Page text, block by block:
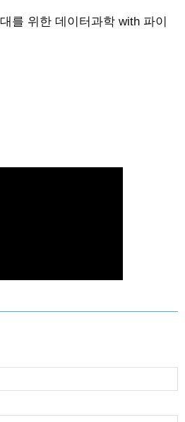
대를 위한 데이터과학 with 파이